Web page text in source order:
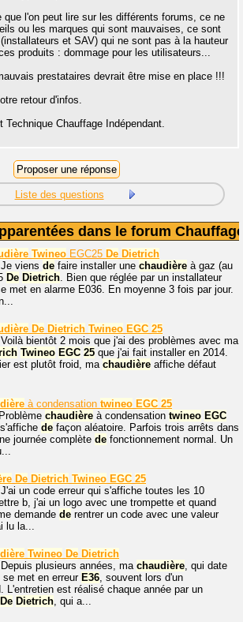
que l'on peut lire sur les différents forums, ce ne
ou les marques qui sont mauvaises, ce sont
et SAV) qui ne sont pas à la hauteur
produits : dommage pour les utilisateurs...
prestataires devrait être mise en place !!!
retour d'infos.
Technique Chauffage Indépendant.
Liste des questions
dans le forum
Twineo EGC25 De Dietrich
viens de faire installer une chaudière à gaz (au
De Dietrich. Bien que réglée par un installateur
met en alarme E036. En moyenne 3 fois par jour.
De Dietrich Twineo EGC 25
bientôt 2 mois que j'ai des problèmes avec ma
Twineo EGC 25 que j'ai fait installer en 2014.
est plutôt froid, ma chaudière affiche défaut
à condensation twineo EGC 25
chaudière à condensation twineo EGC
s'affiche de façon aléatoire. Parfois trois arrêts dans
journée complète de fonctionnement normal. Un
De Dietrich Twineo EGC 25
un code erreur qui s'affiche toutes les 10
b, j'ai un logo avec une trompette et quand
demande de rentrer un code avec une valeur
lu la...
Twineo De Dietrich
plusieurs années, machaudière, qui date
se met en erreur E36, souvent lors d'un
L'entretien est réalisé chaque année par un
De Dietrich, qui a...